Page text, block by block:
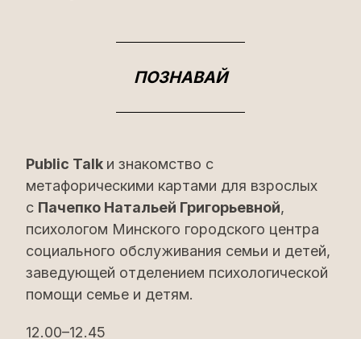
ПОЗНАВАЙ
Public Talk и знакомство с
метафорическими картами для взрослых
с Пачепко Натальей Григорьевной,
психологом Минского городского центра
социального обслуживания семьи и детей,
заведующей отделением психологической
помощи семье и детям.
12.00–12.45